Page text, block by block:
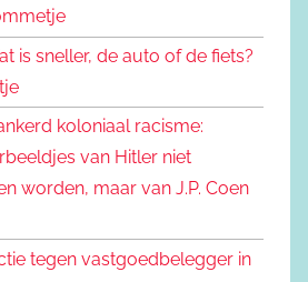
is sneller, de auto of de fiets?
koloniaal racisme:
van Hitler niet
worden, maar van J.P. Coen
tegen vastgoedbelegger in